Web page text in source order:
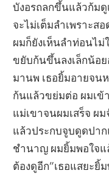
บังอรถลกขึ้นแล้วก้มดู
จะไม่เต็มลำเพราะส
ผมก็ยังเห็นลำท่อนไ
ขยับก้นขึ้นลงเล็กน้อย
มานพ เธอยิ้มอายจน
ก้นแล้วขย่มต่อ ผมเข้
แม่เขาจนผมเสร็จ ผ
แล้วประกบจูบดูดปา
ชำนาญ ผมยิ้มพอใจแ
ต้องดูอีก”เธอแสยะยิ้